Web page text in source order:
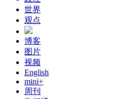
世界
观点
博客
图片
视频
English
mini+
周刊